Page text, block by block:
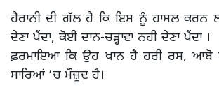
ਹੈਰਾਨੀ ਦੀ ਗੱਲ ਹੈ ਕਿ ਇਸ ਨੂੰ ਹਾਸਲ ਕਰਨ
ਦੇਣਾ ਪੈਂਦਾ, ਕੋਈ ਦਾਨ-ਚੜ੍ਹਾਵਾ ਨਹੀਂ ਦੇਣਾ ਪੈਂਦਾ
ਫ਼ਰਮਾਇਆ ਕਿ ਉਹ ਖਾਨ ਹੈ ਹਰੀ ਰਸ, ਆਬੋ
ਸਾਰਿਆਂ ‘ਚ ਮੌਜ਼ੂਦ ਹੈ।